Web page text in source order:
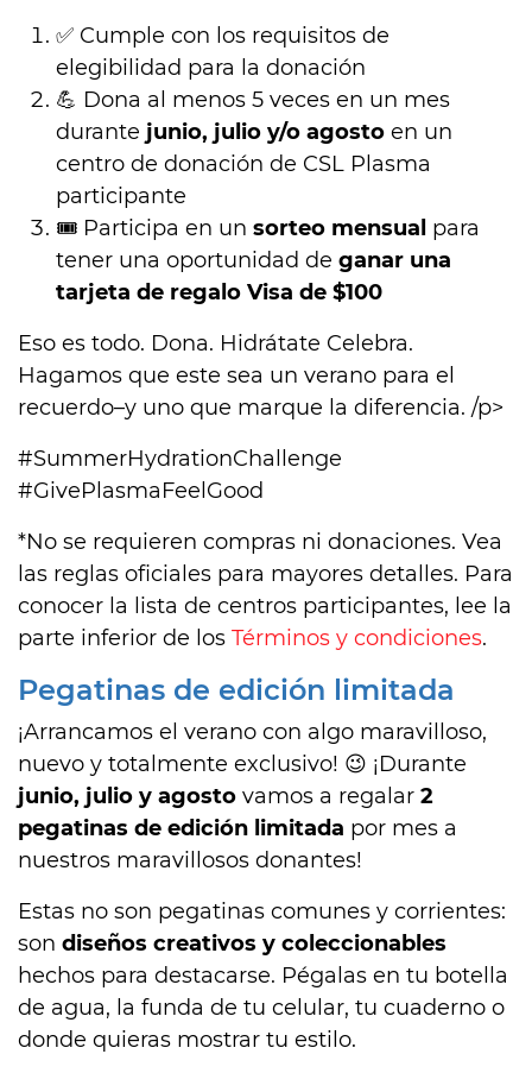
✅ Cumple con los requisitos de
elegibilidad para la donación
💪 Dona al menos 5 veces en un mes
durante junio, julio y/o agosto en un
centro de donación de CSL Plasma
participante
🎟️ Participa en un sorteo mensual para
tener una oportunidad de ganar una
tarjeta de regalo Visa de $100
Eso es todo. Dona. Hidrátate Celebra.
Hagamos que este sea un verano para el
recuerdo–y uno que marque la diferencia. /p>
#SummerHydrationChallenge
#GivePlasmaFeelGood
*No se requieren compras ni donaciones. Vea
las reglas oficiales para mayores detalles. Para
conocer la lista de centros participantes, lee la
parte inferior de los Términos y condiciones.
Pegatinas de edición limitada
¡Arrancamos el verano con algo maravilloso,
nuevo y totalmente exclusivo! 😉 ¡Durante
junio, julio y agosto vamos a regalar 2
pegatinas de edición limitada por mes a
nuestros maravillosos donantes!
Estas no son pegatinas comunes y corrientes:
son diseños creativos y coleccionables
hechos para destacarse. Pégalas en tu botella
de agua, la funda de tu celular, tu cuaderno o
donde quieras mostrar tu estilo.